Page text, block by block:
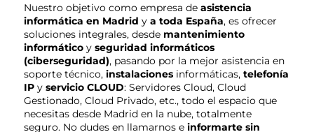
Nuestro objetivo como empresa de asistencia
informática en Madrid y a toda España, es ofrecer
soluciones integrales, desde mantenimiento
informáticoy seguridad informáticos
(ciberseguridad), pasando por la mejor asistencia en
soporte técnico, instalacionesinformáticas, telefonía
IPy servicio CLOUD: Servidores Cloud, Cloud
Gestionado, Cloud Privado, etc., todo el espacio que
necesitas desde Madrid en la nube, totalmente
seguro. No dudes en llamarnos e informarte sin